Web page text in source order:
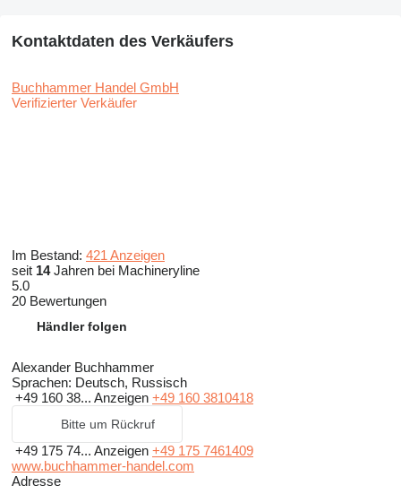
Kontaktdaten des Verkäufers
Buchhammer Handel GmbH
Verifizierter Verkäufer
Im Bestand: 421 Anzeigen
seit 14Jahren bei Machineryline
5.0
20 Bewertungen
Händler folgen
Alexander Buchhammer
Sprachen: Deutsch, Russisch
+49 160 38... Anzeigen +49 160 3810418
Bitte um Rückruf
+49 175 74... Anzeigen +49 175 7461409
www.buchhammer-handel.com
Adresse